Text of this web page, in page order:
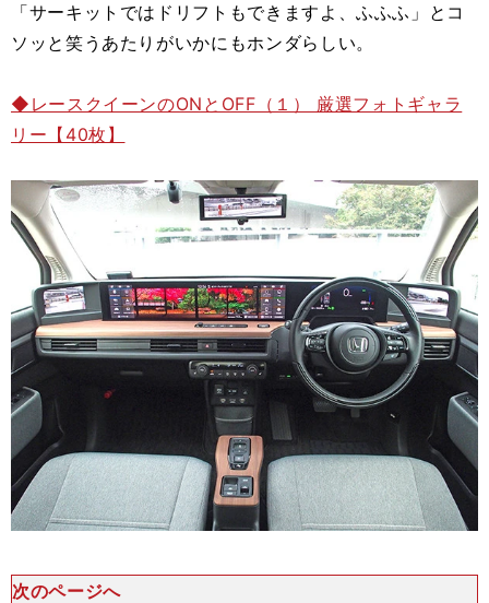
「サーキットではドリフトもできますよ、ふふふ」とコ
ソッと笑うあたりがいかにもホンダらしい。
◆レースクイーンのONとOFF（１） 厳選フォトギャラ
リー【40枚】
次のページへ